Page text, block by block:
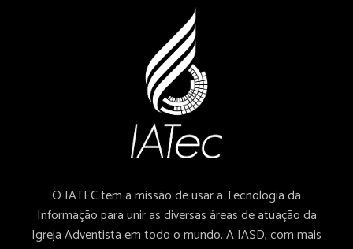
O IATEC tem a missão de usar a Tecnologia da
Informação para unir as diversas áreas de atuação da
Igreja Adventista em todo o mundo. A IASD, com mais